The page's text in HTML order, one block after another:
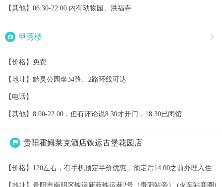
【其他】06:30-22:00.内有动物园、洪福寺
 甲秀楼 
【价格】免费
【地址】黔灵公园坐34路、2路环线可达
【电话】
【其他】8:00-22:00，但有评论说8:30才开门，18:30已闭馆
 贵阳霍姆莱克酒店铁运古堡花园店
【价格】120左右，有手机预定半价优惠，预定后14:00之前办理入住
【地址】贵阳市南明区铁运新苑铁运巷2号（贵阳站旁） (火车站商圈)